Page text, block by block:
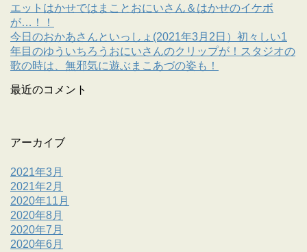
エットはかせではまことおにいさん＆はかせのイケボ
が…！！
今日のおかあさんといっしょ(2021年3月2日）初々しい1
年目のゆういちろうおにいさんのクリップが！スタジオの
歌の時は、無邪気に遊ぶまこあづの姿も！
最近のコメント
アーカイブ
2021年3月
2021年2月
2020年11月
2020年8月
2020年7月
2020年6月